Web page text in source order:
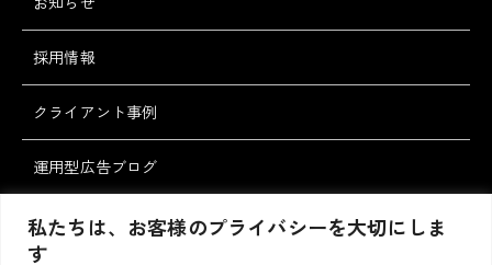
私たちは、お客様のプライバシーを大切にしま
す
採用情報
クライアント事例
運用型広告ブログ
スタッフブログ